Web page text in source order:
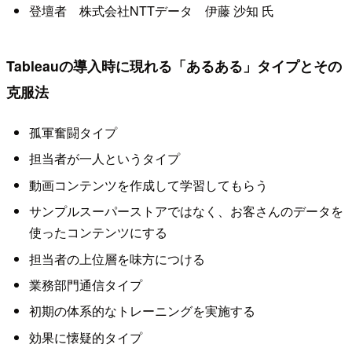
登壇者 株式会社NTTデータ 伊藤 沙知 氏
Tableauの導入時に現れる「あるある」タイプとその
克服法
孤軍奮闘タイプ
担当者が一人というタイプ
動画コンテンツを作成して学習してもらう
サンプルスーパーストアではなく、お客さんのデータを
使ったコンテンツにする
担当者の上位層を味方につける
業務部門通信タイプ
初期の体系的なトレーニングを実施する
効果に懐疑的タイプ